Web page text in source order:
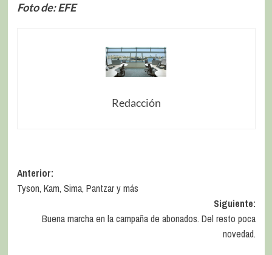
Foto de: EFE
Redacción
Anterior:
Tyson, Kam, Sima, Pantzar y más
Siguiente:
Buena marcha en la campaña de abonados. Del resto poca
novedad.